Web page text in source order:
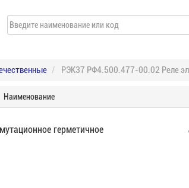
РЭК37 РФ4.500.477-00.02 Реле
Наименование
герметичное